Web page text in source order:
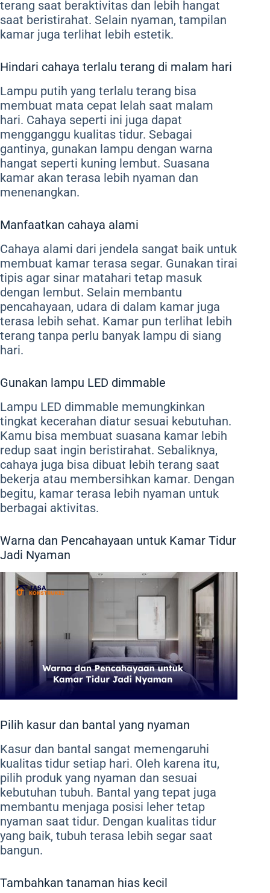
terang saat beraktivitas dan lebih hangat
saat beristirahat. Selain nyaman, tampilan
kamar juga terlihat lebih estetik.
Hindari cahaya terlalu terang di malam hari
Lampu putih yang terlalu terang bisa
membuat mata cepat lelah saat malam
hari. Cahaya seperti ini juga dapat
mengganggu kualitas tidur. Sebagai
gantinya, gunakan lampu dengan warna
hangat seperti kuning lembut. Suasana
kamar akan terasa lebih nyaman dan
menenangkan.
Manfaatkan cahaya alami
Cahaya alami dari jendela sangat baik untuk
membuat kamar terasa segar. Gunakan tirai
tipis agar sinar matahari tetap masuk
dengan lembut. Selain membantu
pencahayaan, udara di dalam kamar juga
terasa lebih sehat. Kamar pun terlihat lebih
terang tanpa perlu banyak lampu di siang
hari.
Gunakan lampu LED dimmable
Lampu LED dimmable memungkinkan
tingkat kecerahan diatur sesuai kebutuhan.
Kamu bisa membuat suasana kamar lebih
redup saat ingin beristirahat. Sebaliknya,
cahaya juga bisa dibuat lebih terang saat
bekerja atau membersihkan kamar. Dengan
begitu, kamar terasa lebih nyaman untuk
berbagai aktivitas.
Warna dan Pencahayaan untuk Kamar Tidur
Jadi Nyaman
Pilih kasur dan bantal yang nyaman
Kasur dan bantal sangat memengaruhi
kualitas tidur setiap hari. Oleh karena itu,
pilih produk yang nyaman dan sesuai
kebutuhan tubuh. Bantal yang tepat juga
membantu menjaga posisi leher tetap
nyaman saat tidur. Dengan kualitas tidur
yang baik, tubuh terasa lebih segar saat
bangun.
Tambahkan tanaman hias kecil